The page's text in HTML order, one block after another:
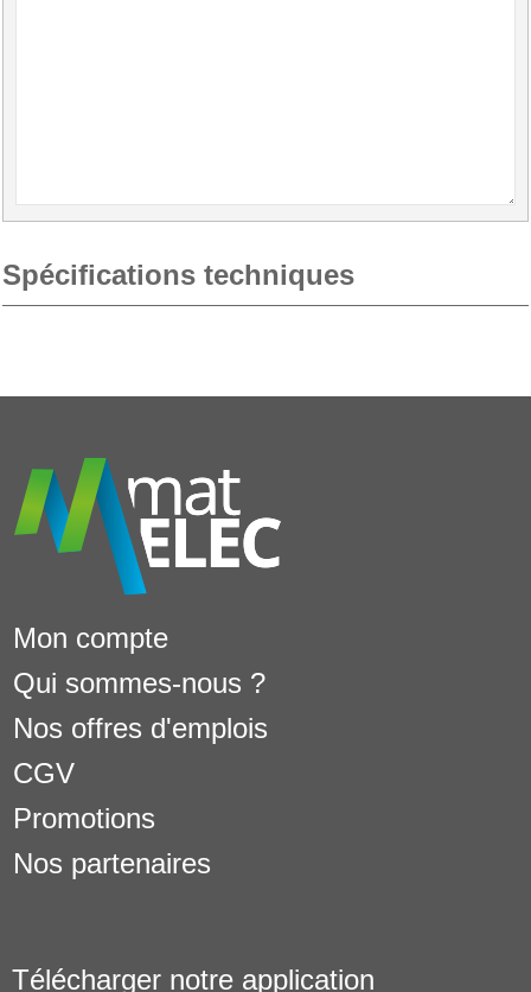
Spécifications techniques
Mon compte
Qui sommes-nous ?
Nos offres d'emplois
CGV
Promotions
Nos partenaires
Télécharger notre application